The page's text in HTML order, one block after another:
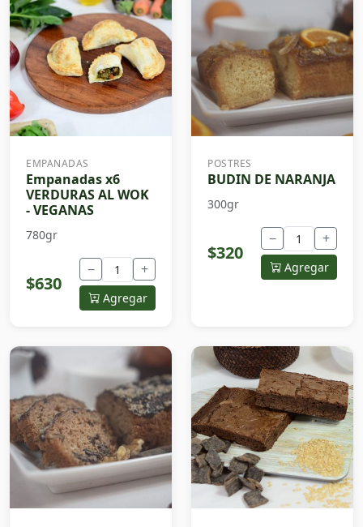
EMPANADAS
Empanadas x6
VERDURAS AL WOK
- VEGANAS
780gr
$630
− +
Agregar
POSTRES
BUDIN DE NARANJA
300gr
$320
− +
Agregar